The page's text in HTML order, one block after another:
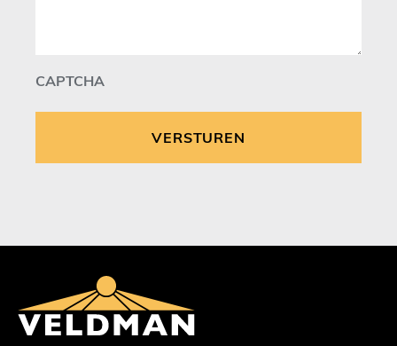
CAPTCHA